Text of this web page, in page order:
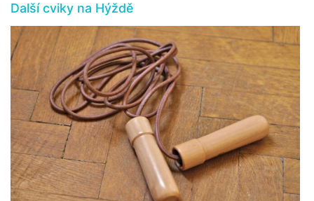
Další cviky na Hýždě